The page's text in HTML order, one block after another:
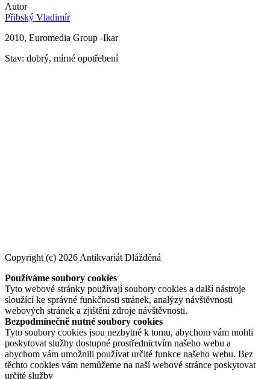
Autor
Přibský Vladimír
2010, Euromedia Group -Ikar
Stav: dobrý, mírné opotřebení
Copyright (c) 2026 Antikvariát Dlážděná
Používáme soubory cookies
Tyto webové stránky používají soubory cookies a další nástroje
sloužící ke správné funkčnosti stránek, analýzy návštěvnosti
webových stránek a zjištění zdroje návštěvnosti.
Bezpodmínečně nutné soubory cookies
Tyto soubory cookies jsou nezbytné k tomu, abychom vám mohli
poskytovat služby dostupné prostřednictvím našeho webu a
abychom vám umožnili používat určité funkce našeho webu. Bez
těchto cookies vám nemůžeme na naší webové stránce poskytovat
určité služby